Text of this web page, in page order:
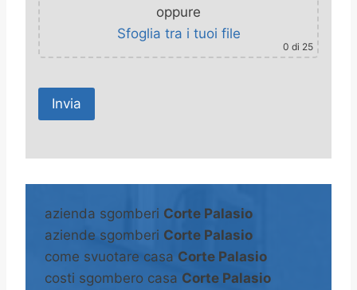
oppure
Sfoglia tra i tuoi file
0 di 25
A
e
n
a
azienda sgomberi Corte Palasio
aziende sgomberi Corte Palasio
come svuotare casa Corte Palasio
costi sgombero casa Corte Palasio